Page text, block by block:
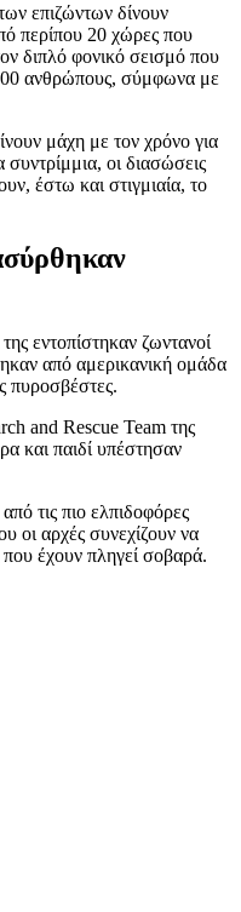
επιζώντων δίνουν
περίπου 20 χώρες που
διπλό φονικό σεισμό που
ανθρώπους, σύμφωνα με
μάχη με τον χρόνο για
οι διασώσεις
έστω και στιγμιαία, το
εντοπίστηκαν ζωντανοί
από αμερικανική ομάδα
πυροσβέστες.
and Rescue Team της
και παιδί υπέστησαν
τις πιο ελπιδοφόρες
οι αρχές συνεχίζουν να
έχουν πληγεί σοβαρά.